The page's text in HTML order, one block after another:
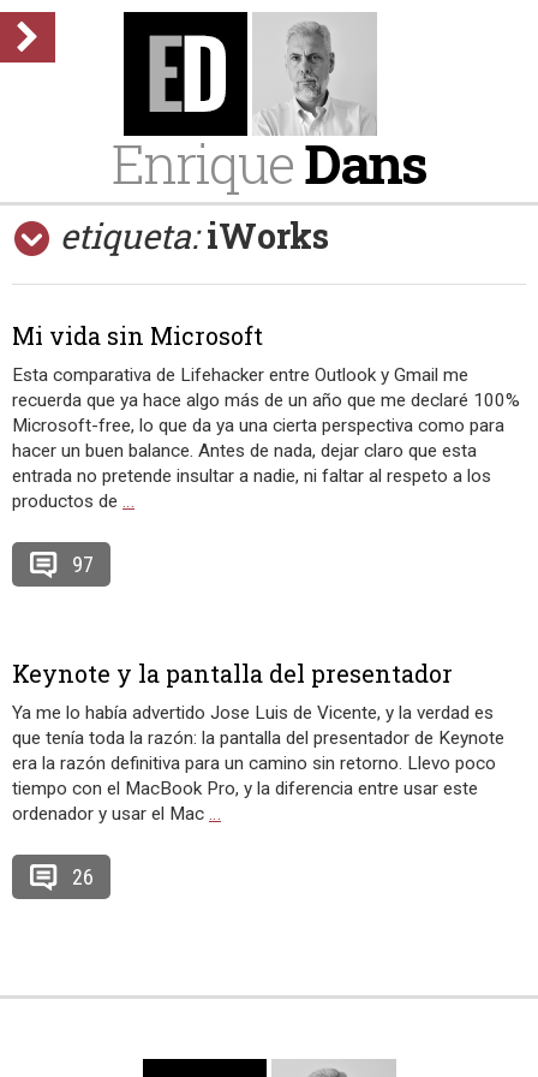
EnriqueDans
etiqueta: iWorks
Mi vida sin Microsoft
Esta comparativa de Lifehacker entre Outlook y Gmail me
recuerda que ya hace algo más de un año que me declaré 100%
Microsoft-free, lo que da ya una cierta perspectiva como para
hacer un buen balance. Antes de nada, dejar claro que esta
entrada no pretende insultar a nadie, ni faltar al respeto a los
productos de …
97
Keynote y la pantalla del presentador
Ya me lo había advertido Jose Luis de Vicente, y la verdad es
que tenía toda la razón: la pantalla del presentador de Keynote
era la razón definitiva para un camino sin retorno. Llevo poco
tiempo con el MacBook Pro, y la diferencia entre usar este
ordenador y usar el Mac …
26